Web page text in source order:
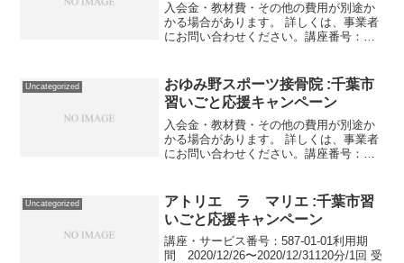
入会金・教材費・その他の費用が別途か
かる場合があります。 詳しくは、事業者
にお問い合わせください。講座番号：
ご利用いただけます。/対象16歳以...
Uncategorized
おゆみ野スポーツ接骨院 :千葉市
習いごと応援キャンペーン
入会金・教材費・その他の費用が別途か
かる場合があります。 詳しくは、事業者
にお問い合わせください。講座番号：
2022/03/31野球技術とトレー...
Uncategorized
アトリエ ラ マリエ :千葉市習
いごと応援キャンペーン
講座・サービス番号：587-01-01利用期
間 2020/12/26〜2020/12/31120分/1回 受